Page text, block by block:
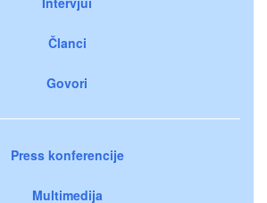
Članci
Govori
Press konferencije
Multimedija